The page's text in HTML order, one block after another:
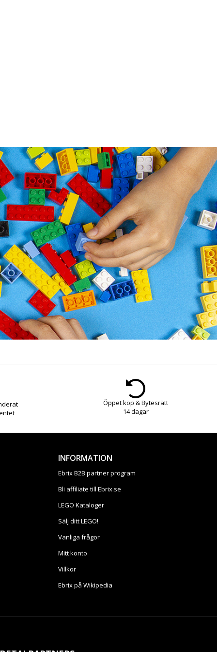
Öppet köp & Bytesrätt
14 dagar
INFORMATION
Ebrix B2B partner program
Bli affiliate till Ebrix.se
LEGO Kataloger
Sälj ditt LEGO!
Vanliga frågor
Mitt konto
Villkor
Ebrix på Wikipedia